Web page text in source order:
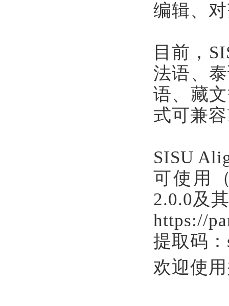
编辑、
目前，
法语、
语、藏
式可兼
SISU
可使用
2.0.0及
https://
提取码：
欢迎使